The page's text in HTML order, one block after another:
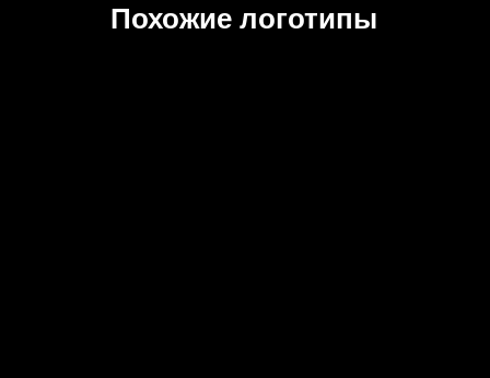
Похожие логотипы